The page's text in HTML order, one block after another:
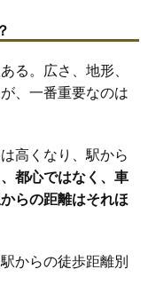
745万円 1.3%
1,102万円 2.0%
2,910万円 3.8%
387万円 -15.9%
240万円 -19.8%
368万円 -13.8%
る。広さ、地形、
、一番重要なのは
高くなり、駅から
都心ではなく、車
らの距離はそれほ
からの徒歩距離別